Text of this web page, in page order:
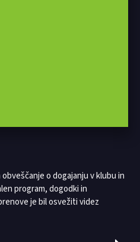
o dogajanju v klubu in
program, dogodki in
je bil osvežiti videz